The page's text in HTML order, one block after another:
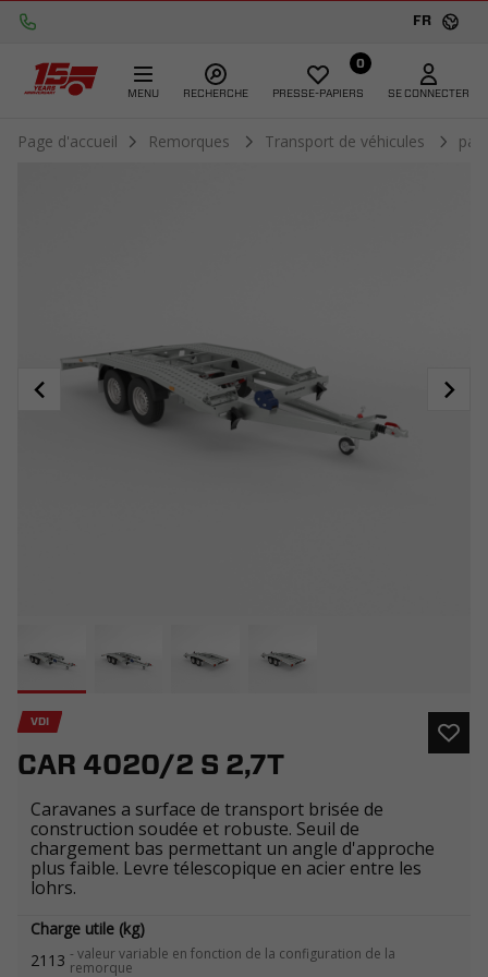
FR
MENU RECHERCHE
0
PRESSE-PAPIERS SE CONNECTER
Page d'accueil Remorques Transport de véhicules par
VDI
CAR 4020/2 S 2,7T
Caravanes a surface de transport brisée de
construction soudée et robuste. Seuil de
chargement bas permettant un angle d'approche
plus faible. Levre télescopique en acier entre les
lohrs.
Charge utile (kg)
2113 - valeur variable en fonction de la configuration de la
remorque